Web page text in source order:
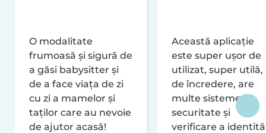
O modalitate
frumoasă și sigură de
a găsi babysitter și
de a face viața de zi
cu zi a mamelor și
taților care au nevoie
de ajutor acasă!
Această aplicație
este super ușor de
utilizat, super utilă,
de încredere, are
multe sisteme de
securitate și
verificare a